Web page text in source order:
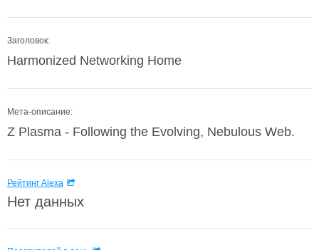
Заголовок:
Harmonized Networking Home
Мета-описание:
Z Plasma - Following the Evolving, Nebulous Web.
Рейтинг Alexa
Нет данных